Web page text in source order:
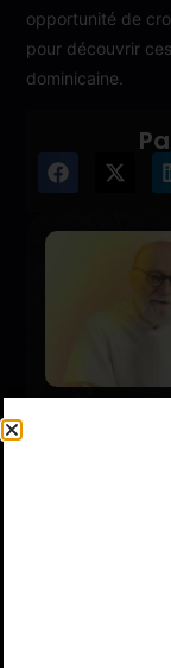
opportunité de
pour découvrir
dominicaine.